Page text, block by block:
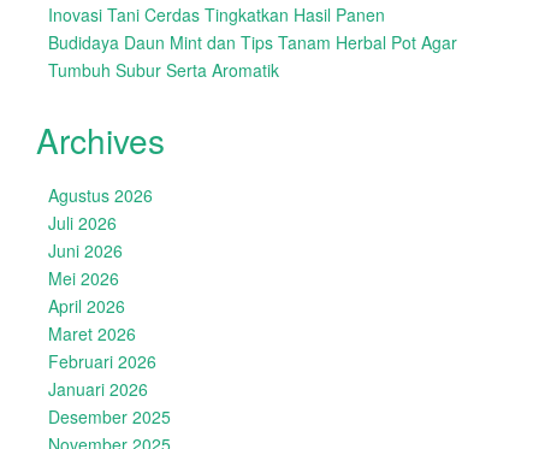
Inovasi Tani Cerdas Tingkatkan Hasil Panen
Budidaya Daun Mint dan Tips Tanam Herbal Pot Agar
Tumbuh Subur Serta Aromatik
Archives
Agustus 2026
Juli 2026
Juni 2026
Mei 2026
April 2026
Maret 2026
Februari 2026
Januari 2026
Desember 2025
November 2025